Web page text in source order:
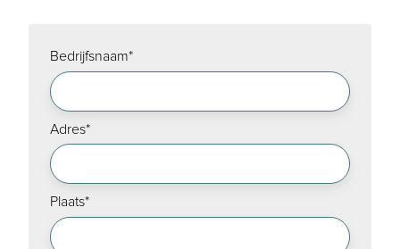
Bedrijfsnaam*
Adres*
Plaats*